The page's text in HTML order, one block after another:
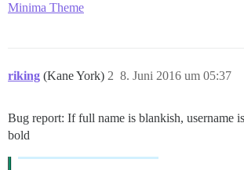
Minima Theme
riking (Kane York) 8. Juni 2016 um 05:37
2
Bug report: If full name is blankish, username
bold